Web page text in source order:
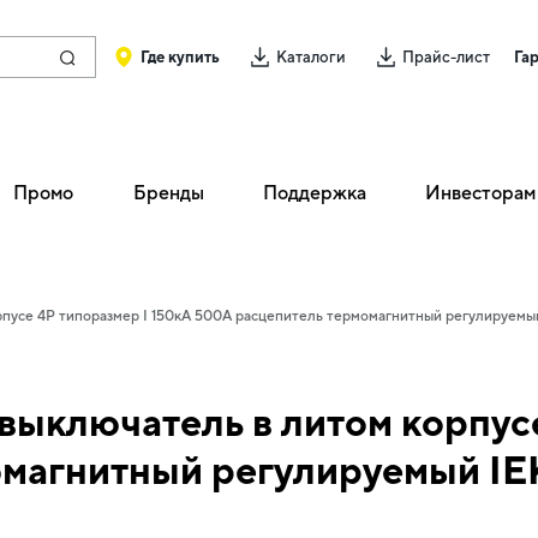
Где купить Каталоги Прайс-лист
Промо Бренды Поддержка Инвесторам
4P типоразмер I 150кА 500А расцепитель термомагнитный
в литом
регулируемый